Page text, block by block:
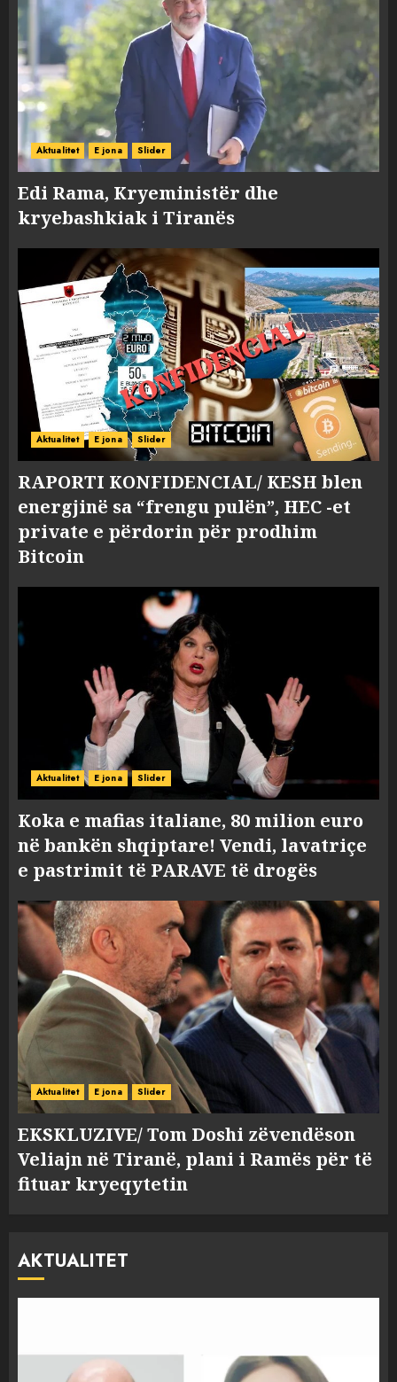
Aktualitet E jona Slider
Edi Rama, Kryeministër dhe
kryebashkiak i Tiranës
Aktualitet E jona Slider
RAPORTI KONFIDENCIAL/ KESH blen
energjinë sa “frengu pulën”, HEC -et
private e përdorin për prodhim
Bitcoin
Aktualitet E jona Slider
Koka e mafias italiane, 80 milion euro
në bankën shqiptare! Vendi, lavatriçe
e pastrimit të PARAVE të drogës
Aktualitet E jona Slider
EKSKLUZIVE/ Tom Doshi zëvendëson
Veliajn në Tiranë, plani i Ramës për të
fituar kryeqytetin
AKTUALITET